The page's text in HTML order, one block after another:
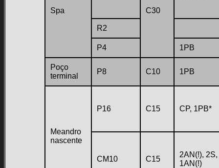
Spa C30
R2
P4 1PB
Poço
terminal
P8 C10 1PB
Meandro
nascente
P16 C15 CP, 1PB*
CM10 C15
2AN(!), 2S,
1AN(!)